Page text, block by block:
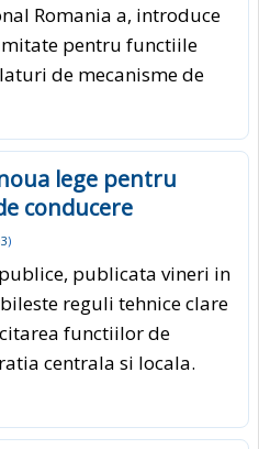
Romania a, introduce
pentru functiile
de mecanisme de
lege pentru
conducere
)
publicata vineri in
reguli tehnice clare
functiilor de
centrala si locala.